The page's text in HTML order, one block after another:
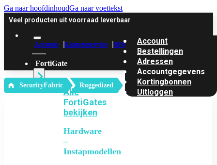
Ga naar hoofdinhoudGa naar voettekst
Veel producten uit voorraad leverbaar
Account Klantenservice Offerte
FortiGate
Alle
FortiGates
bekijken
Hardware
–
Instapmodellen
Account
Bestellingen
Adressen
Accountgegevens
Kortingbonnen
Uitloggen
‎ SecurityFabric Ruggedized